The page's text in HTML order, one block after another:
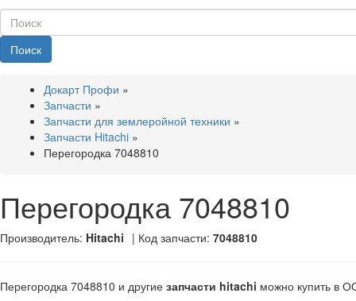
Поиск
Докарт Профи »
Запчасти »
Запчасти для землеройной техники »
Запчасти Hitachi »
Перегородка 7048810
Перегородка 7048810
Производитель: Hitachi | Код запчасти: 7048810
Перегородка 7048810 и другие запчасти hitachi можно купить в